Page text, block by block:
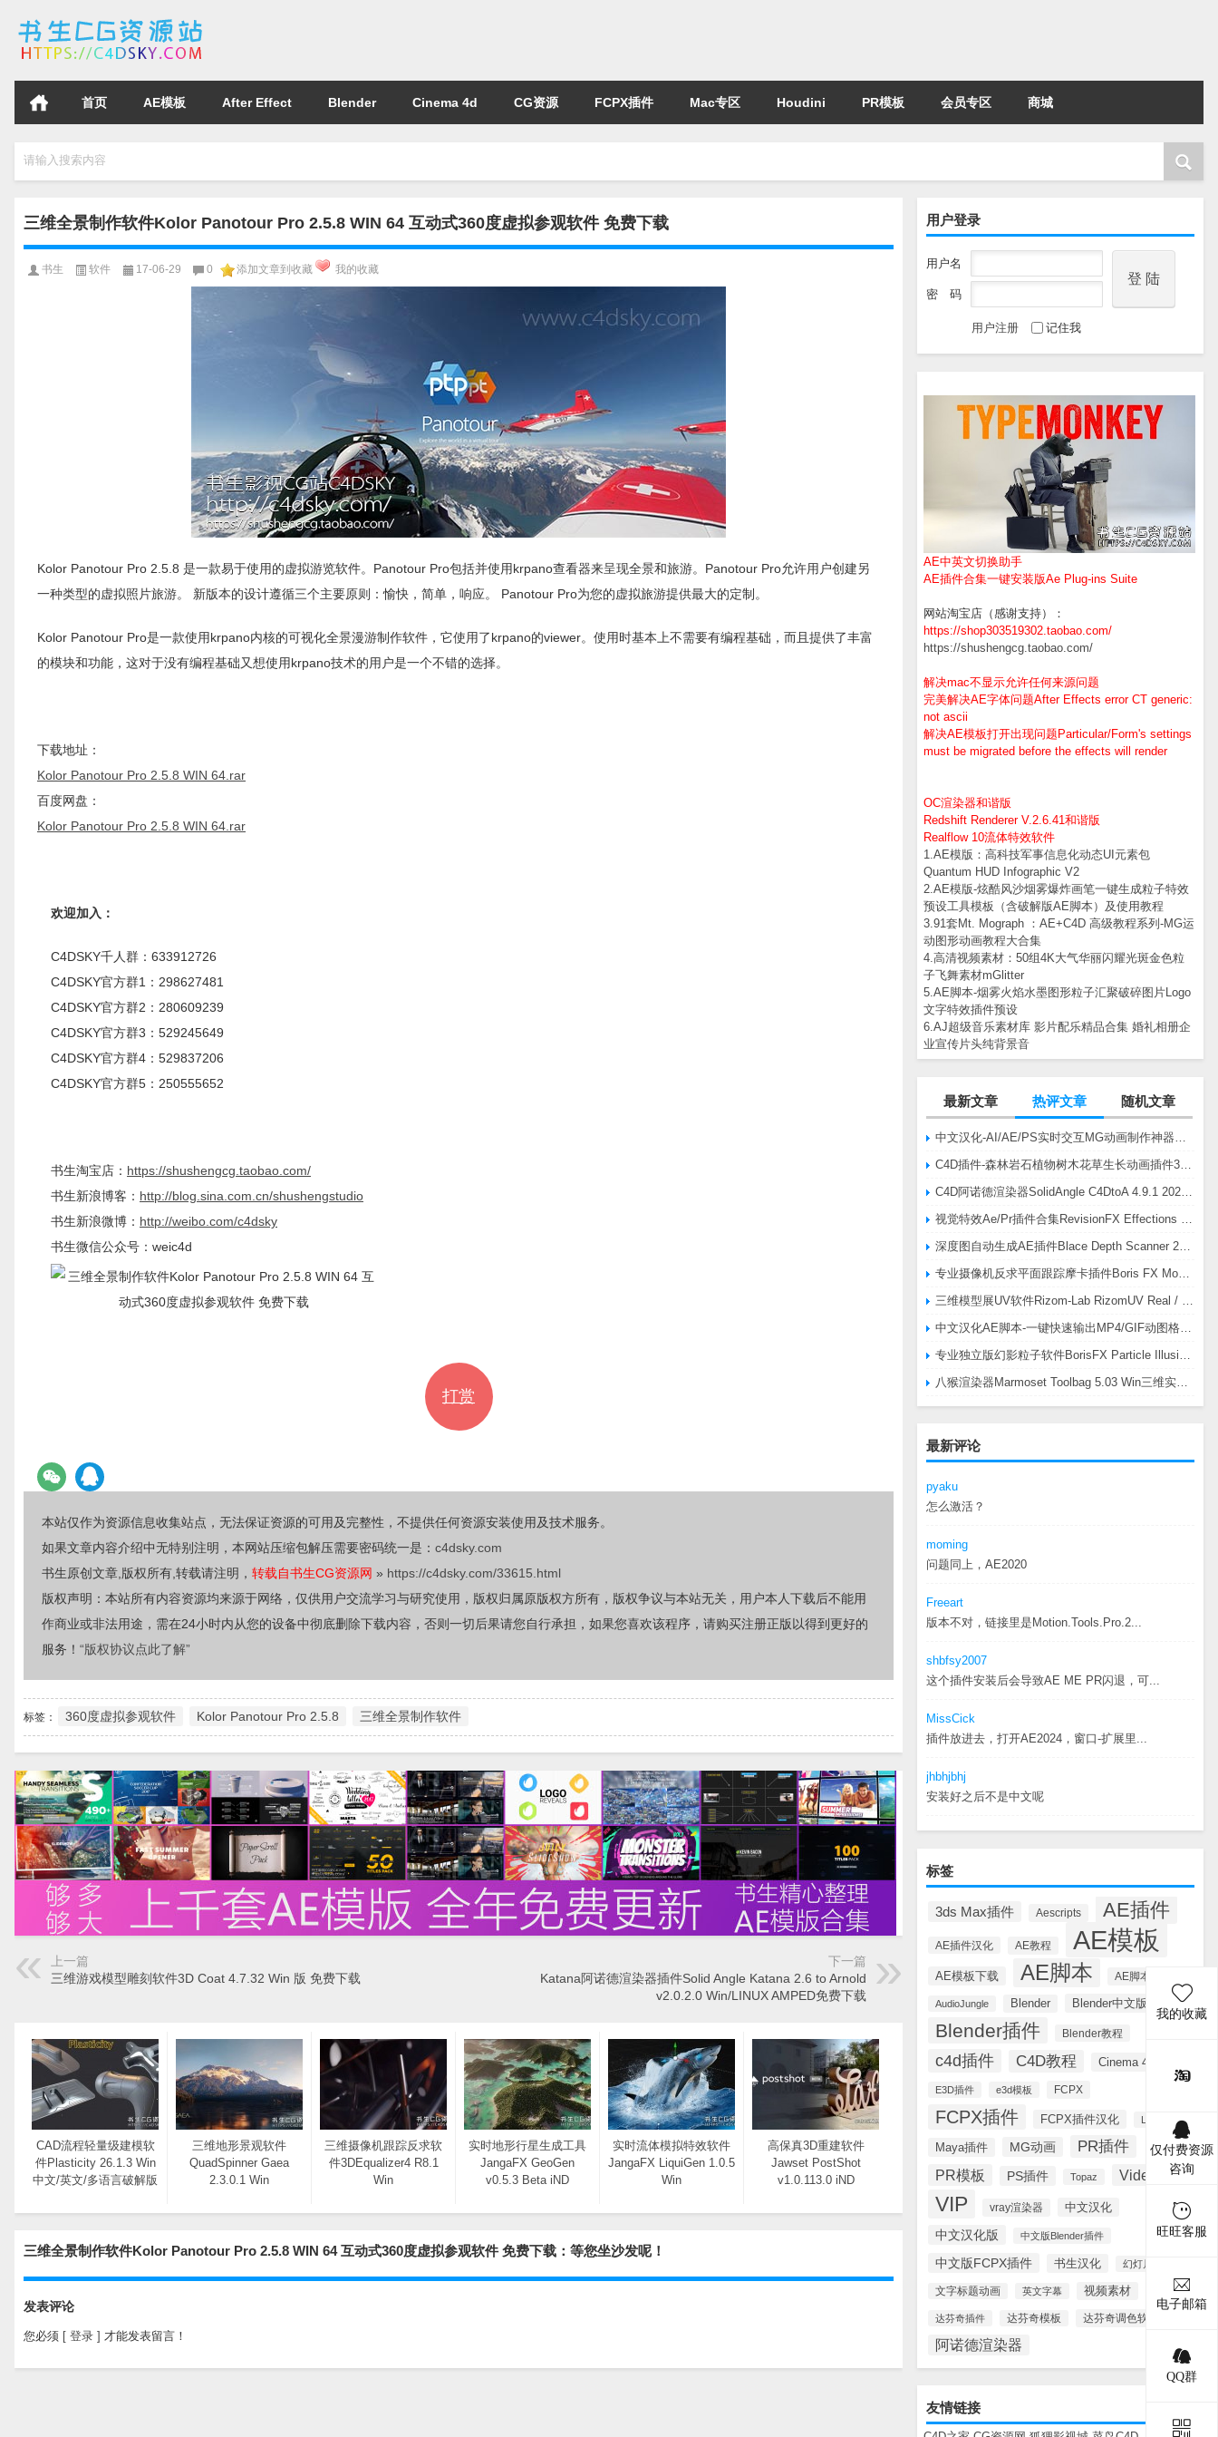
首页 AE模板 After Effect Blender Cinema 4d CG资源 FCPX插件 Mac专区 Houdini PR模板 会员专区 商城
请输入搜索内容
用户登录
用户名
密 码
用户注册 记住我
AE中英文切换助手
AE插件合集一键安装版Ae Plug-ins Suite
网站淘宝店（感谢支持）：
https://shop303519302.taobao.com/
https://shushengcg.taobao.com/
解决mac不显示允许任何来源问题
完美解决AE字体问题After Effects error CT generic:
not ascii
解决AE模板打开出现问题Particular/Form's settings
must be migrated before the effects will render
OC渲染器和谐版
Redshift Renderer V.2.6.41和谐版
Realflow 10流体特效软件
1.AE模版：高科技军事信息化动态UI元素包
Quantum HUD Infographic V2
2.AE模版-炫酷风沙烟雾爆炸画笔一键生成粒子特效
预设工具模板（含破解版AE脚本）及使用教程
3.91套Mt. Mograph ：AE+C4D 高级教程系列-MG运
动图形动画教程大合集
4.高清视频素材：50组4K大气华丽闪耀光斑金色粒
子飞舞素材mGlitter
5.AE脚本-烟雾火焰水墨图形粒子汇聚破碎图片Logo
文字特效插件预设
6.AJ超级音乐素材库 影片配乐精品合集 婚礼相册企
业宣传片头纯背景音
最新文章 热评文章 随机文章
最新评论
pyaku
怎么激活？
moming
问题同上，AE2020
Freeart
版本不对，链接里是Motion.Tools.Pro.2...
shbfsy2007
这个插件安装后会导致AE ME PR闪退，可...
MissCick
插件放进去，打开AE2024，窗口-扩展里...
jhbhjbhj
安装好之后不是中文呢
标签
3ds Max插件 Aescripts AE插件
AE插件汉化 AE教程 AE模板
AE模板下载 AE脚本 AE脚本汉化
AudioJungle Blender Blender中文版插件
Blender插件 Blender教程
c4d插件 C4D教程 Cinema 4D
E3D插件 e3d模板 FCPX
FCPX插件 FCPX插件汉化 Lynda
Maya插件 MG动画 PR插件
PR模板 PS插件 Topaz Videohive
VIP vray渲染器 中文汉化
中文汉化版 中文版Blender插件
中文版FCPX插件 书生汉化 幻灯片模板
文字标题动画 英文字幕 视频素材
达芬奇插件 达芬奇模板 达芬奇调色软件
阿诺德渲染器
友情链接
三维全景制作软件Kolor Panotour Pro 2.5.8 WIN 64 互动式360度虚拟参观软件 免费下载
书生 软件 17-06-29 0 添加文章到收藏 我的收藏
Kolor Panotour Pro 2.5.8 是一款易于使用的虚拟游览软件。Panotour Pro包括并使用krpano查看器来呈现全景和旅游。Panotour Pro允许用户创建另
一种类型的虚拟照片旅游。 新版本的设计遵循三个主要原则：愉快，简单，响应。 Panotour Pro为您的虚拟旅游提供最大的定制。
Kolor Panotour Pro是一款使用krpano内核的可视化全景漫游制作软件，它使用了krpano的viewer。使用时基本上不需要有编程基础，而且提供了丰富
的模块和功能，这对于没有编程基础又想使用krpano技术的用户是一个不错的选择。
下载地址：
Kolor Panotour Pro 2.5.8 WIN 64.rar
百度网盘：
Kolor Panotour Pro 2.5.8 WIN 64.rar
欢迎加入：
C4DSKY千人群：633912726
C4DSKY官方群1：298627481
C4DSKY官方群2：280609239
C4DSKY官方群3：529245649
C4DSKY官方群4：529837206
C4DSKY官方群5：250555652
书生淘宝店： https://shushengcg.taobao.com/
书生新浪博客： http://blog.sina.com.cn/shushengstudio
书生新浪微博： http://weibo.com/c4dsky
书生微信公众号：weic4d
打赏
本站仅作为资源信息收集站点，无法保证资源的可用及完整性，不提供任何资源安装使用及技术服务。
如果文章内容介绍中无特别注明，本网站压缩包解压需要密码统一是： c4dsky.com
书生原创文章,版权所有,转载请注明， 转载自书生CG资源网 » https://c4dsky.com/33615.html
版权声明：本站所有内容资源均来源于网络，仅供用户交流学习与研究使用，版权归属原版权方所有，版权争议与本站无关，用户本人下载后不能用
作商业或非法用途，需在24小时内从您的设备中彻底删除下载内容，否则一切后果请您自行承担，如果您喜欢该程序，请购买注册正版以得到更好的
服务！ “版权协议点此了解”
标签： 360度虚拟参观软件 Kolor Panotour Pro 2.5.8 三维全景制作软件
上一篇
三维游戏模型雕刻软件3D Coat 4.7.32 Win 版 免费下载
下一篇
Katana阿诺德渲染器插件Solid Angle Katana 2.6 to Arnold
v2.0.2.0 Win/LINUX AMPED免费下载
CAD流程轻量级建模软
件Plasticity 26.1.3 Win
中文/英文/多语言破解版
三维地形景观软件
QuadSpinner Gaea
2.3.0.1 Win
三维摄像机跟踪反求软
件3DEqualizer4 R8.1
Win
实时地形行星生成工具
JangaFX GeoGen
v0.5.3 Beta iND
实时流体模拟特效软件
JangaFX LiquiGen 1.0.5
Win
高保真3D重建软件
Jawset PostShot
v1.0.113.0 iND
三维全景制作软件Kolor Panotour Pro 2.5.8 WIN 64 互动式360度虚拟参观软件 免费下载：等您坐沙发呢！
发表评论
您必须 [ 登录 ] 才能发表留言！
我的收藏
仅付费资源
咨询
旺旺客服
电子邮箱
QQ群